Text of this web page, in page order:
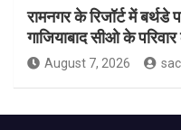
रामनगर के रिजॉर्ट में बर्थडे
गाजियाबाद सीओ के
August 7, 2026